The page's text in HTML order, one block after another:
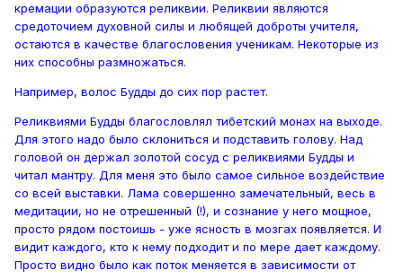
кремации образуются реликвии. Реликвии являются
средоточием духовной силы и любящей доброты учителя,
остаются в качестве благословения ученикам. Некоторые из
них способны размножаться.
Например, волос Будды до сих пор растет.
Реликвиями Будды благословлял тибетский монах на выходе.
Для этого надо было склониться и подставить голову. Над
головой он держал золотой сосуд с реликвиями Будды и
читал мантру. Для меня это было самое сильное воздействие
со всей выставки. Лама совершенно замечательный, весь в
медитации, но не отрешенный (!), и сознание у него мощное,
просто рядом постоишь - уже ясность в мозгах появляется. И
видит каждого, кто к нему подходит и по мере дает каждому.
Просто видно было как поток меняется в зависимости от